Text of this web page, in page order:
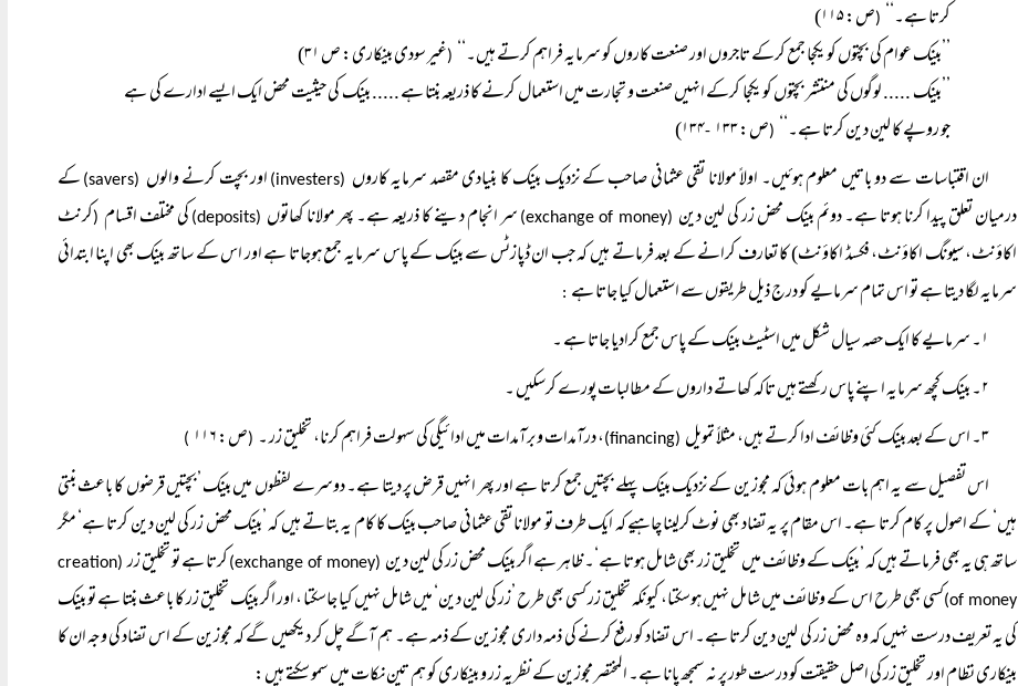
کرتا ہے۔‘‘ (ص: ۱۱۵)
’’بینک عوام کی بچتوں کو یکجا جمع کرکے تاجروں اور صنعت کاروں کو سرمایہ فراہم کرتے ہیں۔‘‘ (غیر سودی بینکاری: ص ۳۱)
’’بینک ..... لوگوں کی منتشر بچتوں کو یکجا کرکے انہیں صنعت و تجارت میں استعمال کرنے کا ذریعہ بنتا ہے ..... بینک کی حیثیت محض ایک ایسے ادارے کی ہے
جو روپے کا لین دین کرتا ہے۔‘‘ (ص: ۱۳۳ -۱۳۴)
ان اقتباسات سے دو باتیں معلوم ہوئیں۔ اولاً مولانا تقی عثمانی صاحب کے نزدیک بینک کا بنیادی مقصد سرمایہ کاروں (investers) اور بچت کرنے والوں (savers)
کے
درمیان تعلق پیدا کرنا ہوتا ہے۔ دوئم بینک محض زر کی لین دین (exchange of money) سر انجام دینے کا ذریعہ ہے۔ پھر مولانا کھاتوں (deposits) کی مختلف اقسام (کرنٹ
اکاؤنٹ، سیونگ اکاؤنٹ، فکسڈ اکاؤنٹ) کا تعارف کرانے کے بعد فرماتے ہیں کہ جب ان ڈپازٹس سے بینک کے پاس سرمایہ جمع ہوجاتا ہے اور اس کے ساتھ بینک بھی اپنا ابتدائی
سرمایہ لگا دیتا ہے تو اس تمام سرمایے کو درج ذیل طریقوں سے استعمال کیا جاتا ہے :
۱۔ سرمایے کا ایک حصہ سیال شکل میں اسٹیٹ بینک کے پاس جمع کرادیا جاتا ہے ۔
۲۔ بینک کچھ سرمایہ اپنے پاس رکھتے ہیں تاکہ کھاتے داروں کے مطالبات پورے کرسکیں ۔
۳۔ اس کے بعد بینک کئی وظائف ادا کرتے ہیں، مثلاً تمویل
(financing) ، درآمدات و برآمدات میں ادائیگی کی سہولت فراہم کرنا، تخلیق زر ۔ (ص: ۱۱۶ )
اس تفصیل سے یہ اہم بات معلوم ہوئی کہ مجوزین کے نزدیک بینک پہلے بچتیں جمع کرتا ہے اور پھر انہیں قرض پر دیتا ہے۔ دوسرے لفظوں میں بینک ’بچتیں قرضوں کا باعث بنتی
ہیں‘ کے اصول پر کام کرتا ہے۔ اس مقام پر یہ تضاد بھی نوٹ کرلینا چاہیے کہ ایک طرف تو مولانا تقی عثمانی صاحب بینک کا کام یہ بتاتے ہیں کہ ’بینک محض زر کی لین دین کرتا ہے‘ مگر
ساتھ ہی یہ بھی فرماتے ہیں کہ ’بینک کے وظائف میں تخلیق زر بھی شامل ہوتا ہے‘۔ ظاہر ہے اگر بینک محض زر کی لین دین (exchange of money) کرتا ہے تو تخلیق زر (creation
of money) کسی بھی طرح اس کے وظائف میں شامل نہیں ہوسکتا، کیونکہ تخلیق زر کسی بھی طرح ’زر کی لین دین‘ میں شامل نہیں کیا جاسکتا ، اور اگر بینک تخلیق زر کا باعث بنتا ہے تو بینک
کی یہ تعریف درست نہیں کہ وہ محض زر کی لین دین کرتا ہے۔ اس تضاد کو رفع کرنے کی ذمہ داری مجوزین کے ذمہ ہے۔ ہم آگے چل کر دیکھیں گے کہ مجوزین کے اس تضاد کی وجہ ان کا
بینکاری نظام اور تخلیق زر کی اصل حقیقت کو درست طور پر نہ سمجھ پانا ہے۔ المختصر مجوزین کے نظریہ زر و بینکاری کو ہم تین نکات میں سمو سکتے ہیں: